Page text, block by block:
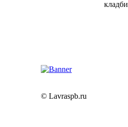
© Lavraspb.ru